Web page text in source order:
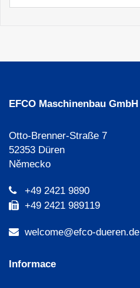
EFCO Maschinenbau GmbH
Otto-Brenner-Straße 7
52353 Düren
Německo
+49 2421 9890
+49 2421 989119
welcome@efco-dueren.de
Informace